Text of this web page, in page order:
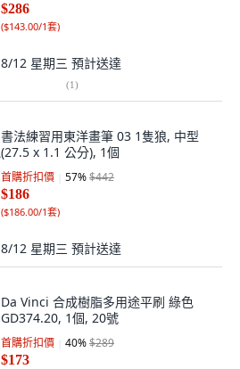
$286
($143.00/1套)
8/12 星期三 預計送達
(1)
書法練習用東洋畫筆 03 1隻狼, 中型
(27.5 x 1.1 公分), 1個
首購折扣價 57%$442
$186
($186.00/1套)
8/12 星期三 預計送達
Da Vinci 合成樹脂多用途平刷 綠色
GD374.20, 1個, 20號
首購折扣價 40%$289
$173